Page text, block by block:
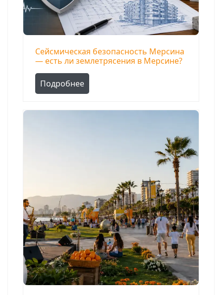
Сейсмическая безопасность Мерсина
— есть ли землетрясения в Мерсине?
Подробнее